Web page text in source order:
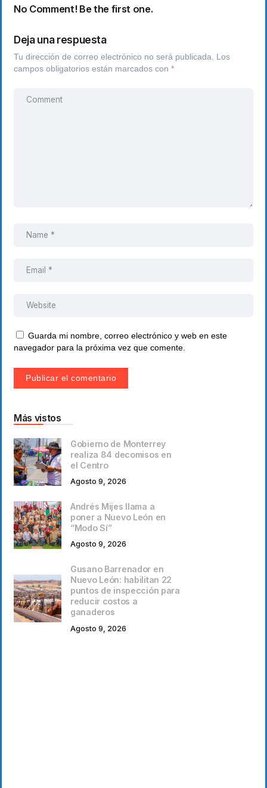
No Comment! Be the first one.
Deja una respuesta
Tu dirección de correo electrónico no será publicada.
Los
campos obligatorios están marcados con *
Guarda mi nombre, correo electrónico y web en este
navegador para la próxima vez que comente.
Más vistos
Gobierno de Monterrey
realiza 84 decomisos en
el Centro
Agosto 9, 2026
Andrés Mijes llama a
poner a Nuevo León en
“Modo Sí”
Agosto 9, 2026
Gusano Barrenador en
Nuevo León: habilitan 22
puntos de inspección para
reducir costos a
ganaderos
Agosto 9, 2026